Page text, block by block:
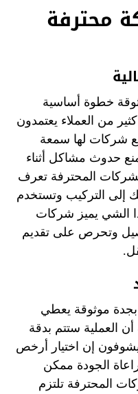
محترفة
خطوة أساسية
من العملاء يعتمدون
شركات لها سمعة
حدوث مشاكل أثناء
المحترفة تعرف
التركيب وتستخدم
الشي يميز شركات
وتحرص على تقديم
موثوقة يعطي
العملية ستتم بدقة
إن اختيار أرخص
الجودة ممكن
المحترفة تلتزم